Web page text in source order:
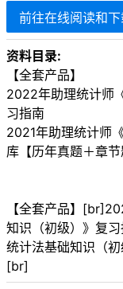
前往在线阅读和
资料目录:
【全套产品】
2022年助理统计师
习指南
2021年助理统计师
库【历年真题＋章节
【全套产品】
知识（初级）》复
统计法基础知识（
[br]